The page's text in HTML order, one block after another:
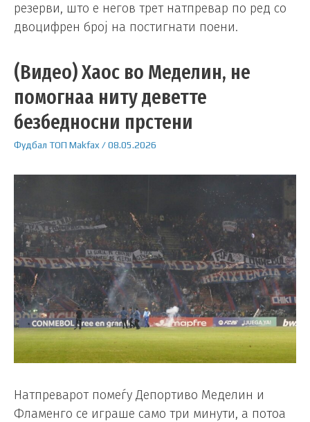
резерви, што е негов трет натпревар по ред со
двоцифрен број на постигнати поени.
(Видео) Хаос во Меделин, не
помогнаа ниту деветте
безбедносни прстени
Фудбал ТОП Makfax/08.05.2026
Натпреварот помеѓу Депортиво Меделин и
Фламенго се играше само три минути, а потоа